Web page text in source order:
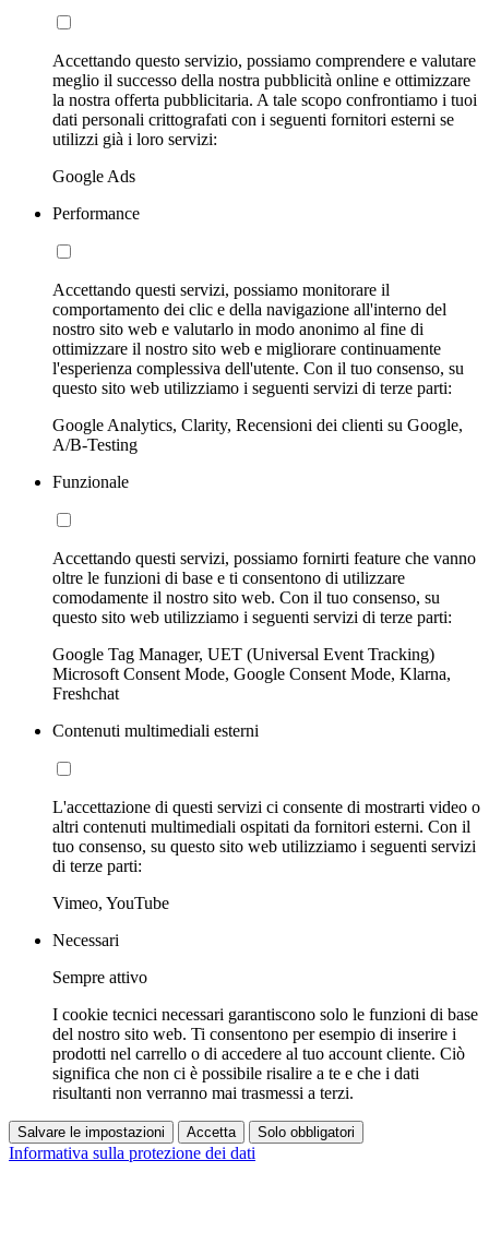
Accettando questo servizio, possiamo comprendere e valutare
meglio il successo della nostra pubblicità online e ottimizzare
la nostra offerta pubblicitaria. A tale scopo confrontiamo i tuoi
dati personali crittografati con i seguenti fornitori esterni se
utilizzi già i loro servizi:
Google Ads
Performance
Accettando questi servizi, possiamo monitorare il
comportamento dei clic e della navigazione all'interno del
nostro sito web e valutarlo in modo anonimo al fine di
ottimizzare il nostro sito web e migliorare continuamente
l'esperienza complessiva dell'utente. Con il tuo consenso, su
questo sito web utilizziamo i seguenti servizi di terze parti:
Google Analytics, Clarity, Recensioni dei clienti su Google,
A/B-Testing
Funzionale
Accettando questi servizi, possiamo fornirti feature che vanno
oltre le funzioni di base e ti consentono di utilizzare
comodamente il nostro sito web. Con il tuo consenso, su
questo sito web utilizziamo i seguenti servizi di terze parti:
Google Tag Manager, UET (Universal Event Tracking)
Microsoft Consent Mode, Google Consent Mode, Klarna,
Freshchat
Contenuti multimediali esterni
L'accettazione di questi servizi ci consente di mostrarti video o
altri contenuti multimediali ospitati da fornitori esterni. Con il
tuo consenso, su questo sito web utilizziamo i seguenti servizi
di terze parti:
Vimeo, YouTube
Necessari
Sempre attivo
I cookie tecnici necessari garantiscono solo le funzioni di base
del nostro sito web. Ti consentono per esempio di inserire i
prodotti nel carrello o di accedere al tuo account cliente. Ciò
significa che non ci è possibile risalire a te e che i dati
risultanti non verranno mai trasmessi a terzi.
Salvare le impostazioni Accetta Solo obbligatori
Informativa sulla protezione dei dati